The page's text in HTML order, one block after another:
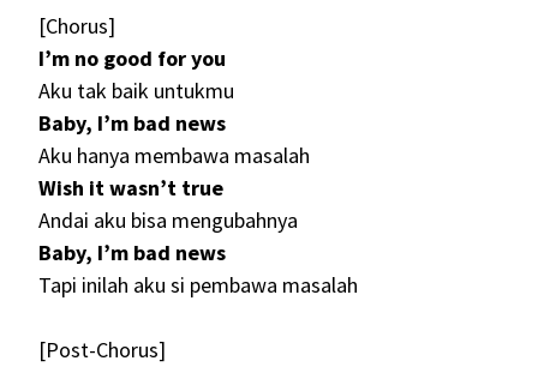
[Chorus]
I’m no good for you
Aku tak baik untukmu
Baby, I’m bad news
Aku hanya membawa masalah
Wish it wasn’t true
Andai aku bisa mengubahnya
Baby, I’m bad news
Tapi inilah aku si pembawa masalah
[Post-Chorus]